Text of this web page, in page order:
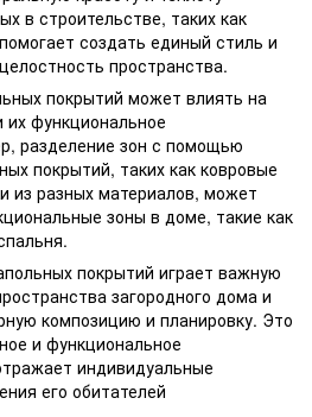
в строительстве, таких как
создать единый стиль и
пространства.
покрытий может влиять на
функциональное
разделение зон с помощью
покрытий, таких как ковровые
из разных материалов, может
зоны в доме, такие как
покрытий играет важную
загородного дома и
композицию и планировку. Это
и функциональное
индивидуальные
его обитателей